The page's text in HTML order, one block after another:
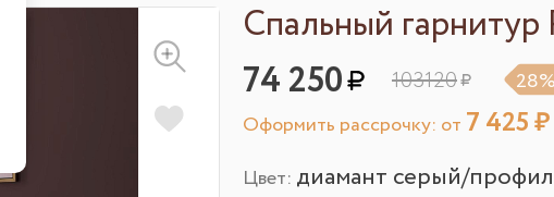
Спальный гарнитур
74 250
103120
28%
Оформить рассрочку: от 7 425
Цвет: диамант серый/